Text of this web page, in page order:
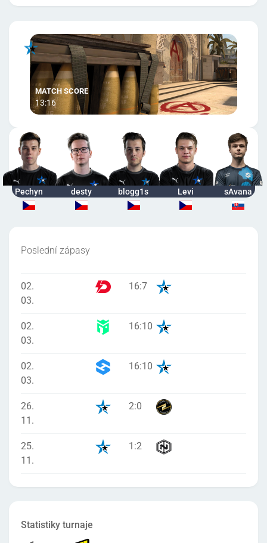
13:16
Pechyn desty blogg1s Levi sAvana
Poslední zápasy
02.
03.
16:7
02.
03.
16:10
02.
03.
16:10
26.
11.
2:0
25.
11.
1 :2
Statistiky turnaje